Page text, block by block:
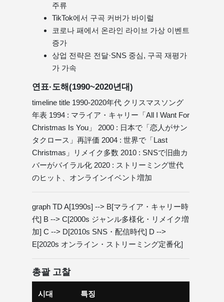
주류
TikTok에서 구곡 커버가 바이럴
코로나 패에서 온라인 라이브 가상 이벤트
증가
상업 전략은 전달·SNS 중심, 구곡 재평가
가 가속
연표·도해(1990~2020년대)
timeline title 1990-2020年代 クリスマスソング
年表 1994 : マライア・キャリー「All I Want For
Christmas Is You」 2000 : 日本で「恋人がサン
タクロース」再評価 2004 : 世界で「Last
Christmas」リメイク多数 2010 : SNSで旧曲カ
バーがバイラル化 2020 : ストリーミング世代
のヒット、オンラインイベント増加
graph TD A[1990s] --> B[マライア・キャリー時
代] B --> C[2000s ジャンル多様化・リメイク増
加] C --> D[2010s SNS・配信時代] D -->
E[2020s オンライン・ストリーミング定番化]
총괄 고찰
시대 특징